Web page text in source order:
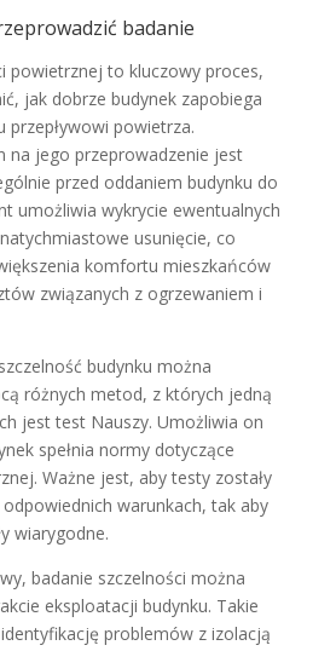
badanie
powietrznej to kluczowy proces,
jak dobrze budynek zapobiega
powietrza.
na jego przeprowadzenie jest
przed oddaniem budynku do
umożliwia wykrycie ewentualnych
usunięcie, co
komfortu mieszkańców
związanych z ogrzewaniem i
budynku można
różnych metod, z których jedną
jest test Nauszy. Umożliwia on
spełnia normy dotyczące
Ważne jest, aby testy zostały
warunkach, tak aby
wiarygodne.
badanie szczelności można
eksploatacji budynku. Takie
problemów z izolacją